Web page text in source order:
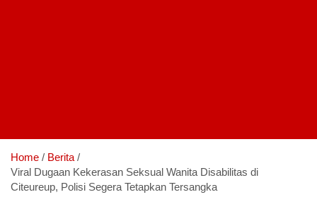
Home
Berita
Viral Dugaan Kekerasan Seksual Wanita Disabilitas di
Citeureup, Polisi Segera Tetapkan Tersangka